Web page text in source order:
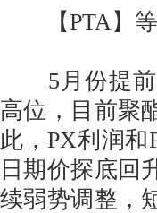
【PTA】等
5月份提前
高位，目前聚
此，PX利润和
日期价探底回
续弱势调整，